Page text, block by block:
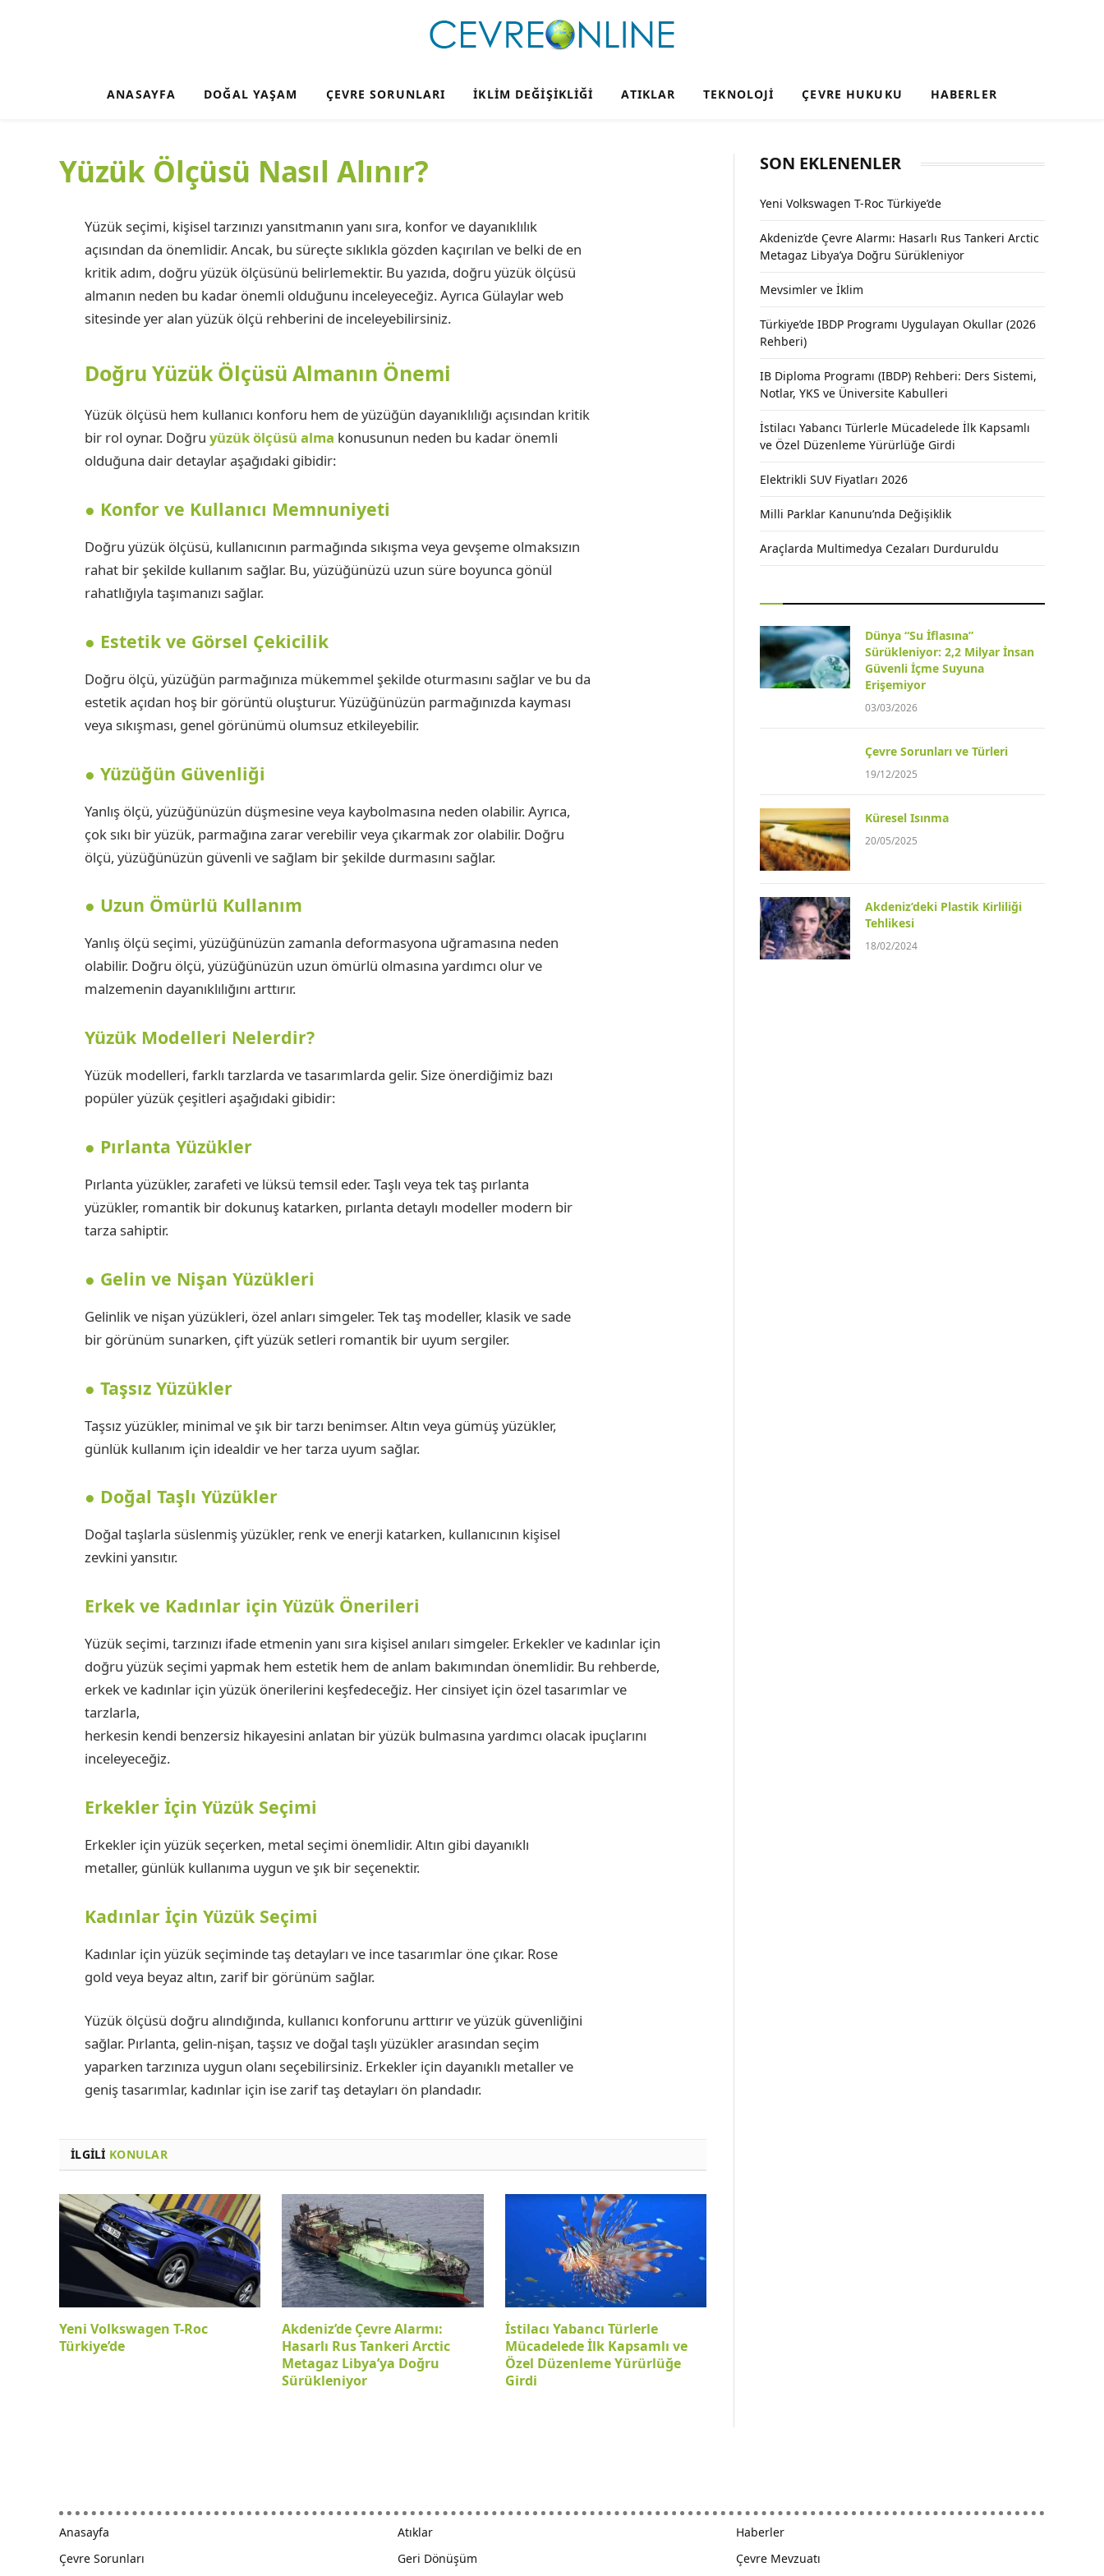
ANASAYFA DOĞAL YAŞAM ÇEVRE SORUNLARI İKLIM DEĞIŞIKLIĞI ATIKLAR TEKNOLOJI ÇEVRE HUKUKU HABERLER
Yüzük Ölçüsü Nasıl Alınır?
Yüzük seçimi, kişisel tarzınızı yansıtmanın yanı sıra, konfor ve dayanıklılık
açısından da önemlidir. Ancak, bu süreçte sıklıkla gözden kaçırılan ve belki de en
kritik adım, doğru yüzük ölçüsünü belirlemektir. Bu yazıda, doğru yüzük ölçüsü
almanın neden bu kadar önemli olduğunu inceleyeceğiz. Ayrıca Gülaylar web
sitesinde yer alan yüzük ölçü rehberini de inceleyebilirsiniz.
Doğru Yüzük Ölçüsü Almanın Önemi
Yüzük ölçüsü hem kullanıcı konforu hem de yüzüğün dayanıklılığı açısından kritik
bir rol oynar. Doğru yüzük ölçüsü alma konusunun neden bu kadar önemli
olduğuna dair detaylar aşağıdaki gibidir:
● Konfor ve Kullanıcı Memnuniyeti
Doğru yüzük ölçüsü, kullanıcının parmağında sıkışma veya gevşeme olmaksızın
rahat bir şekilde kullanım sağlar. Bu, yüzüğünüzü uzun süre boyunca gönül
rahatlığıyla taşımanızı sağlar.
● Estetik ve Görsel Çekicilik
Doğru ölçü, yüzüğün parmağınıza mükemmel şekilde oturmasını sağlar ve bu da
estetik açıdan hoş bir görüntü oluşturur. Yüzüğünüzün parmağınızda kayması
veya sıkışması, genel görünümü olumsuz etkileyebilir.
● Yüzüğün Güvenliği
Yanlış ölçü, yüzüğünüzün düşmesine veya kaybolmasına neden olabilir. Ayrıca,
çok sıkı bir yüzük, parmağına zarar verebilir veya çıkarmak zor olabilir. Doğru
ölçü, yüzüğünüzün güvenli ve sağlam bir şekilde durmasını sağlar.
● Uzun Ömürlü Kullanım
Yanlış ölçü seçimi, yüzüğünüzün zamanla deformasyona uğramasına neden
olabilir. Doğru ölçü, yüzüğünüzün uzun ömürlü olmasına yardımcı olur ve
malzemenin dayanıklılığını arttırır.
Yüzük Modelleri Nelerdir?
Yüzük modelleri, farklı tarzlarda ve tasarımlarda gelir. Size önerdiğimiz bazı
popüler yüzük çeşitleri aşağıdaki gibidir:
● Pırlanta Yüzükler
Pırlanta yüzükler, zarafeti ve lüksü temsil eder. Taşlı veya tek taş pırlanta
yüzükler, romantik bir dokunuş katarken, pırlanta detaylı modeller modern bir
tarza sahiptir.
● Gelin ve Nişan Yüzükleri
Gelinlik ve nişan yüzükleri, özel anları simgeler. Tek taş modeller, klasik ve sade
bir görünüm sunarken, çift yüzük setleri romantik bir uyum sergiler.
● Taşsız Yüzükler
Taşsız yüzükler, minimal ve şık bir tarzı benimser. Altın veya gümüş yüzükler,
günlük kullanım için idealdir ve her tarza uyum sağlar.
● Doğal Taşlı Yüzükler
Doğal taşlarla süslenmiş yüzükler, renk ve enerji katarken, kullanıcının kişisel
zevkini yansıtır.
Erkek ve Kadınlar için Yüzük Önerileri
Yüzük seçimi, tarzınızı ifade etmenin yanı sıra kişisel anıları simgeler. Erkekler ve kadınlar için
doğru yüzük seçimi yapmak hem estetik hem de anlam bakımından önemlidir. Bu rehberde,
erkek ve kadınlar için yüzük önerilerini keşfedeceğiz. Her cinsiyet için özel tasarımlar ve
tarzlarla,
herkesin kendi benzersiz hikayesini anlatan bir yüzük bulmasına yardımcı olacak ipuçlarını
inceleyeceğiz.
Erkekler İçin Yüzük Seçimi
Erkekler için yüzük seçerken, metal seçimi önemlidir. Altın gibi dayanıklı
metaller, günlük kullanıma uygun ve şık bir seçenektir.
Kadınlar İçin Yüzük Seçimi
Kadınlar için yüzük seçiminde taş detayları ve ince tasarımlar öne çıkar. Rose
gold veya beyaz altın, zarif bir görünüm sağlar.
Yüzük ölçüsü doğru alındığında, kullanıcı konforunu arttırır ve yüzük güvenliğini
sağlar. Pırlanta, gelin-nişan, taşsız ve doğal taşlı yüzükler arasından seçim
yaparken tarzınıza uygun olanı seçebilirsiniz. Erkekler için dayanıklı metaller ve
geniş tasarımlar, kadınlar için ise zarif taş detayları ön plandadır.
İLGILI KONULAR
Yeni Volkswagen T-Roc
Türkiye’de
Akdeniz’de Çevre Alarmı:
Hasarlı Rus Tankeri Arctic
Metagaz Libya’ya Doğru
Sürükleniyor
İstilacı Yabancı Türlerle
Mücadelede İlk Kapsamlı ve
Özel Düzenleme Yürürlüğe
Girdi
SON EKLENENLER
Yeni Volkswagen T-Roc Türkiye’de
Akdeniz’de Çevre Alarmı: Hasarlı Rus Tankeri Arctic
Metagaz Libya’ya Doğru Sürükleniyor
Mevsimler ve İklim
Türkiye’de IBDP Programı Uygulayan Okullar (2026
Rehberi)
IB Diploma Programı (IBDP) Rehberi: Ders Sistemi,
Notlar, YKS ve Üniversite Kabulleri
İstilacı Yabancı Türlerle Mücadelede İlk Kapsamlı
ve Özel Düzenleme Yürürlüğe Girdi
Elektrikli SUV Fiyatları 2026
Milli Parklar Kanunu’nda Değişiklik
Araçlarda Multimedya Cezaları Durduruldu
Dünya “Su İflasına”
Sürükleniyor: 2,2 Milyar İnsan
Güvenli İçme Suyuna
Erişemiyor
03/03/2026
Çevre Sorunları ve Türleri
19/12/2025
Küresel Isınma
20/05/2025
Akdeniz’deki Plastik Kirliliği
Tehlikesi
18/02/2024
Anasayfa
Çevre Sorunları
Atıklar
Geri Dönüşüm
Haberler
Çevre Mevzuatı